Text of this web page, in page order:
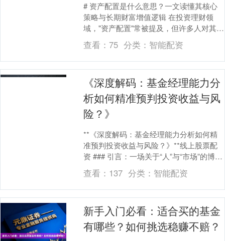
# 资产配置是什么意思？一文读懂其核心
策略与长期财富增值逻辑 在投资理财领
域，"资产配置"常被提及，但许多人对其本
质仍一知半解。有人认为它是高净值人群
的专属工具....
查看：75 分类： 智能配资
《深度解码：基金经理能力分
析如何精准预判投资收益与风
险？》
**《深度解码：基金经理能力分析如何精
准预判投资收益与风险？》**线上股票配
资 ### 引言：一场关于“人”与“市场”的博弈
在公募基金行业规模突破30万亿元的....
查看： 137 分类： 智能配资
新手入门必看：适合买的基金
有哪些？如何挑选稳赚不赔？